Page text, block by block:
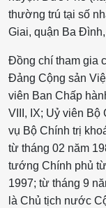
thường trú tại số
Giai, quận Ba
Đồng chí tham gia
Đảng Cộng sản
viên Ban Chấp
VIII, IX; Uỷ viên Bộ
vụ Bộ Chính trị
từ tháng 02 năm
tướng Chính phủ
1997; từ tháng 9
là Chủ tịch nước